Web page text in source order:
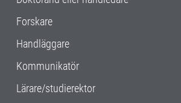
Forskare
Handläggare
Kommunikatör
Lärare/studierektor